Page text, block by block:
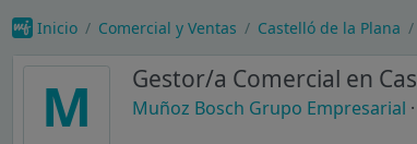
Inicio Comercial y Ventas Castelló de la Plana
M Gestor/a Comercial en
Muñoz Bosch Grupo Empresarial ·